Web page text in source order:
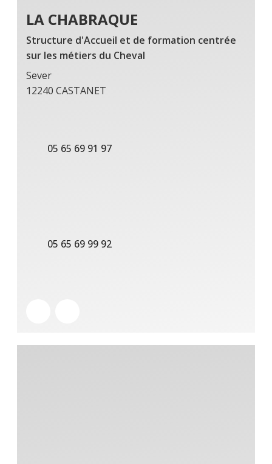
LA CHABRAQUE
Structure d'Accueil et de formation centrée
sur les métiers du Cheval
Sever
12240 CASTANET
05 65 69 91 97
05 65 69 99 92